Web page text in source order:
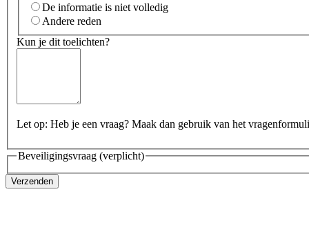
De informatie is niet volledig
Andere reden
Kun je dit toelichten?
Let op: Heb je een vraag? Maak dan gebruik van het
Beveiligingsvraag (verplicht)
Verzenden